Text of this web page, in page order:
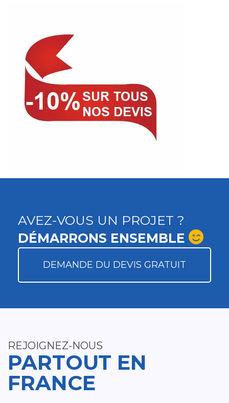
AVEZ-VOUS UN PROJET ?
DÉMARRONS ENSEMBLE
DEMANDE DU DEVIS GRATUIT
REJOIGNEZ-NOUS
PARTOUT EN
FRANCE